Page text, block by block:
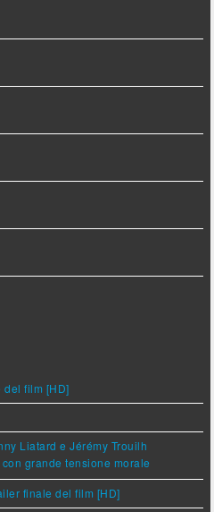
film [HD]
Liatard e Jérémy Trouilh
grande tensione morale
finale del film [HD]